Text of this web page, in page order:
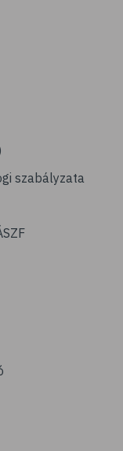
szabályzata